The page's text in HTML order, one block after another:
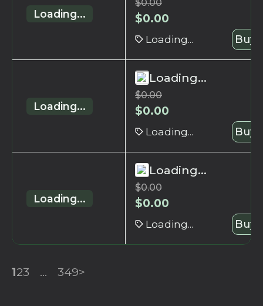
Loading...
$0.00
$0.00
Loading... Buy
Loading...
Loading...
$0.00
$0.00
Loading... Buy
Loading...
Loading...
$0.00
$0.00
Loading... Buy
123 ... 349>